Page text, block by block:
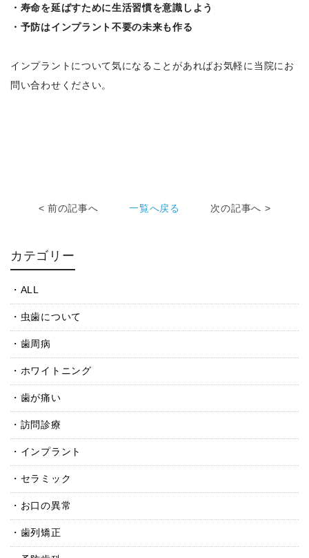
・寿命を延ばすために生活習慣を意識しよう
・予防はインプラント不要の未来も作る
インプラントについて気になることがあればお気軽に当院にお
問い合わせください。
< 前の記事へ 一覧へ戻る 次の記事へ >
カテゴリー
ALL
虫歯について
歯周病
ホワイトニング
歯が痛い
訪問診療
インプラント
セラミック
お口の異常
歯列矯正